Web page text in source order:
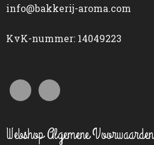
info@bakkerij-aroma.com
KvK-nummer: 14049223
Webshop Algemene Voorwaarden